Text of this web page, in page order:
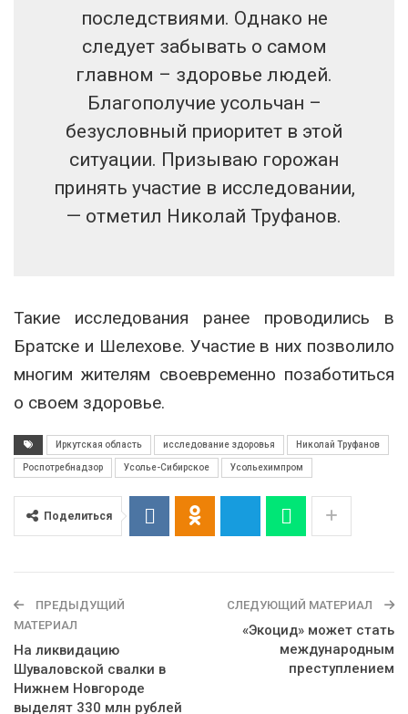
последствиями. Однако не
следует забывать о самом
главном – здоровье людей.
Благополучие усольчан –
безусловный приоритет в этой
ситуации. Призываю горожан
принять участие в исследовании,
— отметил Николай Труфанов.
Такие исследования ранее проводились в
Братске и Шелехове. Участие в них позволило
многим жителям своевременно позаботиться
о своем здоровье.
Иркутская область исследование здоровья Николай Труфанов
Роспотребнадзор Усолье-Сибирское Усольехимпром
Поделиться
ПРЕДЫДУЩИЙ
МАТЕРИАЛ
На ликвидацию
Шуваловской свалки в
Нижнем Новгороде
выделят 330 млн рублей
СЛЕДУЮЩИЙ МАТЕРИАЛ
«Экоцид» может стать
международным
преступлением